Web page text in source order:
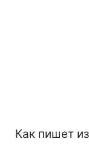
Как пишет